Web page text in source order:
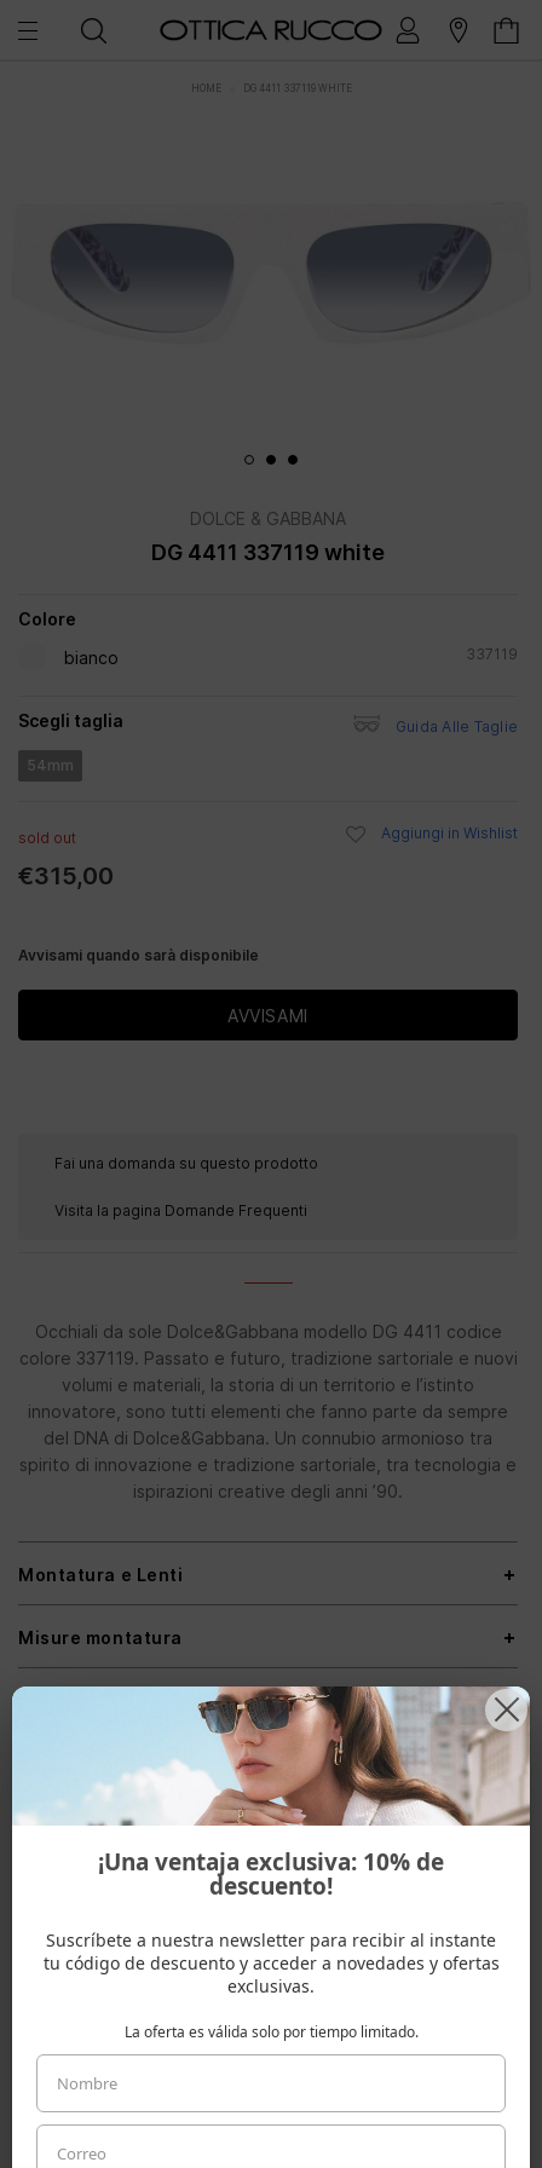
HOME DG 4411 337119 WHITE
DOLCE & GABBANA
DG 4411 337119 white
Colore
bianco
337119
Scegli taglia Guida Alle Taglie
54mm
sold out
€315,00
Aggiungi in Wishlist
Avvisami quando sarà disponibile
AVVISAMI
Fai una domanda su questo prodotto
Visita la pagina Domande Frequenti
Occhiali da sole Dolce&Gabbana modello DG 4411 codice
colore 337119. Passato e futuro, tradizione sartoriale e nuovi
volumi e materiali, la storia di un territorio e l’istinto
innovatore, sono tutti elementi che fanno parte da sempre
del DNA di Dolce&Gabbana. Un connubio armonioso tra
spirito di innovazione e tradizione sartoriale, tra tecnologia e
ispirazioni creative degli anni ’90.
Montatura e Lenti
Misure montatura
ADATTO A UNA FORMA VISO
Ovale Rotonda Cuore
ALTRI COLORI
¡Una ventaja exclusiva: 10% de
descuento!
Suscríbete a nuestra newsletter para recibir al instante
tu código de descuento y acceder a novedades y ofertas
exclusivas.
La oferta es válida solo por tiempo limitado.